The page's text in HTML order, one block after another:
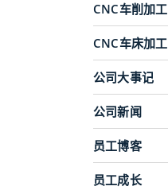
CNC车削加工
CNC车床加工
公司大事记
公司新闻
员工博客
员工成长